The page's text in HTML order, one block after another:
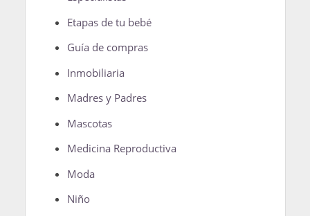
Etapas de tu bebé
Guía de compras
Inmobiliaria
Madres y Padres
Mascotas
Medicina Reproductiva
Moda
Niño